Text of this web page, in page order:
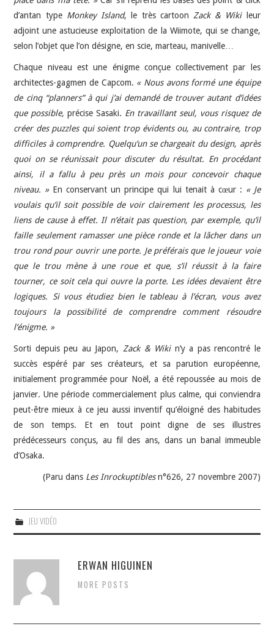
d’antan type Monkey Island, le très cartoon Zack & Wikileur
adjoint une astucieuse exploitation de la Wiimote, qui se change,
selon l’objet que l’on désigne, en scie, marteau, manivelle…
Chaque niveau est une énigme conçue collectivement par les
architectes-gagmen de Capcom. « Nous avons formé une équipe
de cinq “planners” à qui j’ai demandé de trouver autant d’idées
que possible, précise Sasaki. En travaillant seul, vous risquez de
créer des puzzles qui soient trop évidents ou, au contraire, trop
difficiles à comprendre. Quelqu’un se chargeait du design, après
quoi on se réunissait pour discuter du résultat. En procédant
ainsi, il a fallu à peu près un mois pour concevoir chaque
niveau. » En conservant un principe qui lui tenait à cœur : « Je
voulais qu’il soit possible de voir clairement les processus, les
liens de cause à effet. Il n’était pas question, par exemple, qu’il
faille seulement ramasser une pièce ronde et la lâcher dans un
trou rond pour ouvrir une porte. Je préférais que le joueur voie
que le trou mène à une roue et que, s’il réussit à la faire
tourner, ce soit cela qui ouvre la porte. Les idées devaient être
logiques. Si vous étudiez bien le tableau à l’écran, vous avez
toujours la possibilité de comprendre comment résoudre
l’énigme. »
Sorti depuis peu au Japon, Zack & Wikin’y a pas rencontré le
succès espéré par ses créateurs, et sa parution européenne,
initialement programmée pour Noël, a été repoussée au mois de
janvier. Une période commercialement plus calme, qui conviendra
peut-être mieux à ce jeu aussi inventif qu’éloigné des habitudes
de son temps. Et en tout point digne de ses illustres
prédécesseurs conçus, au fil des ans, dans un banal immeuble
d’Osaka.
(Paru dans Les Inrockuptiblesn°626, 27 novembre 2007)
JEU VIDÉO
ERWAN HIGUINEN
MORE POSTS